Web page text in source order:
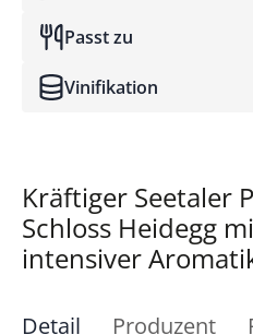
Passt zu
Vinifikation
Kräftiger Seetaler
Schloss Heidegg
intensiver
Detail Produzent